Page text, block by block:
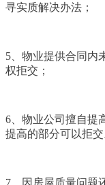
寻实质解决办法；
5、物业提供合同内
权拒交；
6、物业公司擅自提
提高的部分可以拒交
7、因房屋质量问题